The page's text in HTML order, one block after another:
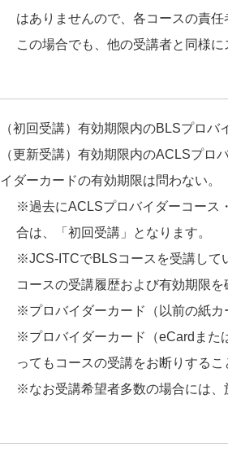
はありませんので、各コースの責
この場合でも、他の受講者と同様
（初回受講）有効期限内のBLSプロ
（更新受講）有効期限内のACLSプ
イダーカードの有効期限は問わない。
※過去にACLSプロバイダーコース
合は、「初回受講」となります。
※JCS-ITCでBLSコースを受講して
コースの受講履歴および有効期限を
※プロバイダーカード（以前の紙カ
※プロバイダーカード（eCardまた
ってもコースの受講をお断りする
※なお受講希望者多数の場合には、